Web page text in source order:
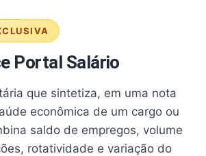
Portal Salário
que sintetiza, em uma nota
econômica de um cargo ou
saldo de empregos, volume
rotatividade e variação do